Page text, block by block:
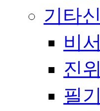
기타
비
진
필